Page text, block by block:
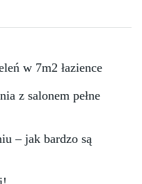
w 7m2 łazience
z salonem pełne
– jak bardzo są